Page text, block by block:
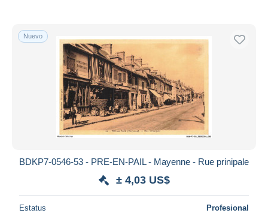
Nuevo
BDKP7-0546-53 - PRE-EN-PAIL - Mayenne - Rue prinipale
± 4,03 US$
Estatus Profesional